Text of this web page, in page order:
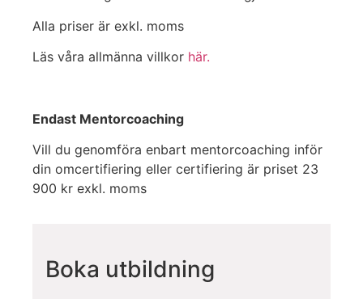
Alla priser är exkl. moms
Läs våra allmänna villkor här.
Endast Mentorcoaching
Vill du genomföra enbart mentorcoaching inför
din omcertifiering eller certifiering är priset 23
900 kr exkl. moms
Boka utbildning